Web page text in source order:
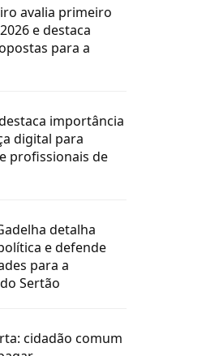
avalia primeiro
e destaca
para a
importância
digital para
profissionais de
detalha
e defende
para a
Sertão
cidadão comum